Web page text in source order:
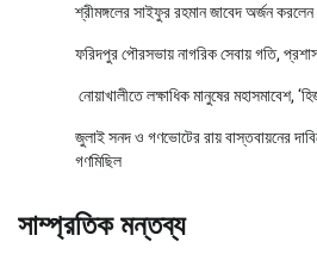
শ্রীমঙ্গলের সাইফুর রহমান জাবেদ অর্জন
ফরিদপুর পৌরসভায় নাগরিক সেবায় গতি,
নোয়াখালীতে লক্ষাধিক মানুষের মহাসমাবেশ,
জুলাই সনদ ও গণভোটের রায় বাস্তবায়নের
গণমিছিল
সাম্প্রতিক মন্তব্য